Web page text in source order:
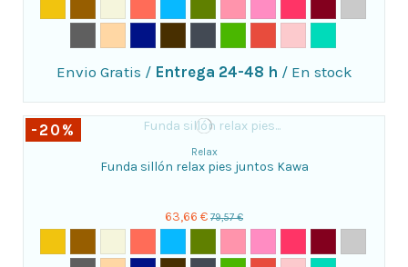
Envio Gratis / Entrega 24-48 h / En stock
-20%
Relax
Funda sillón relax pies juntos Kawa
63,66 € 79,57 €